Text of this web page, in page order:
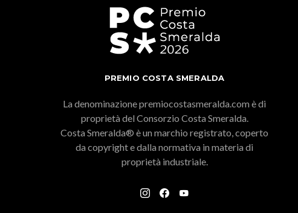
PREMIO COSTA SMERALDA
La denominazione premiocostasmeralda.com è di
proprietà del Consorzio Costa Smeralda.
Costa Smeralda® è un marchio registrato, coperto
da copyright e dalla normativa in materia di
proprietà industriale.